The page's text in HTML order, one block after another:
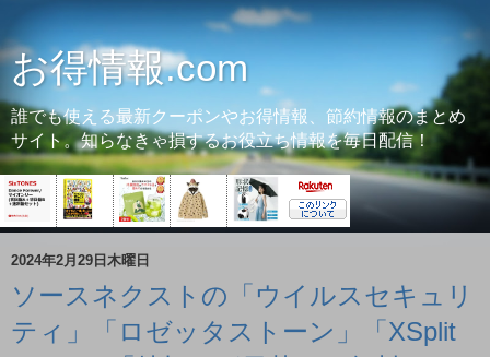
お得情報.com
誰でも使える最新クーポンやお得情報、節約情報のまとめ
サイト。知らなきゃ損するお役立ち情報を毎日配信！
2024年2月29日木曜日
ソースネクストの「ウイルスセキュリ
ティ」「ロゼッタストーン」「XSplit